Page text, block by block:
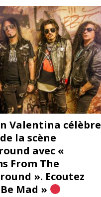
Valentina célèbre
la scène
avec «
From The
». Ecoutez
Mad »